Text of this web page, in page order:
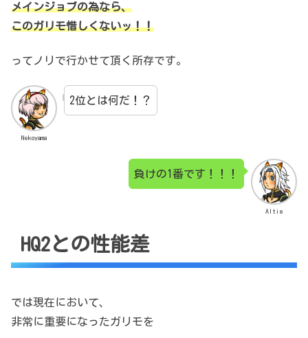
メインジョブの為なら、
このガリモ惜しくないッ！！
ってノリで行かせて頂く所存です。
Nekoyama
2位とは何だ！？
Altie
負けの1番です！！！
HQ2との性能差
では現在において、
非常に重要になったガリモを